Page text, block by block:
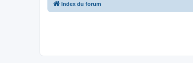
Index du forum